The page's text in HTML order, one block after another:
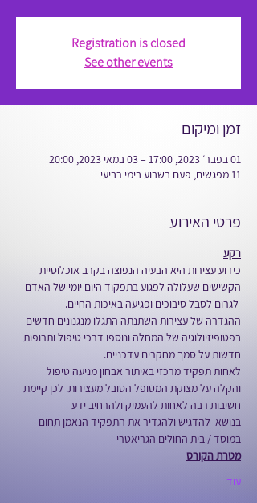
Registration is closed
See other events
זמן ומיקום
01 בפבר׳ 2023, 17:00 – 03 במאי 2023, 20:00
11 מפגשים, פעם בשבוע בימי רביעי
פרטי האירוע
רקע
כידוע עצירות היא הבעיה הנפוצה בקרב אוכלוסיית
הקשישים שעלולה לפגוע בתפקוד היום יומי של האדם
לגרום לסבל סיבוכים ופגיעה באיכות החיים.
ההגדרה של עצירות השתנתה התגלו מנגנונים חדשים
בפטופיזיולוגיה של המחלה ונוספו דרכי טיפול ותרופות
חדשות על סמך מחקרים עדכניים.
לאחות תפקיד מרכזי באיתור אבחון מניעה טיפול
והקלה על מצוקת המטופל הסובל מעצירות. לכן קיימת
חשיבות רבה לאחות להעמיק ולהרחיב ידע
בנושא  להדגיש ולהגדיר את התפקיד הנאמן תחום
במוסד / בית החולים הגריאטרי
מטרת הקורס
עוד